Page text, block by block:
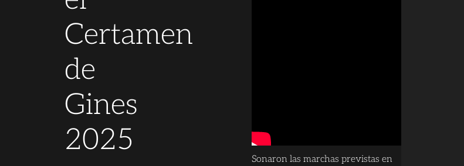
Certamen
de
Gines
2025
Sonaron las marchas previstas en